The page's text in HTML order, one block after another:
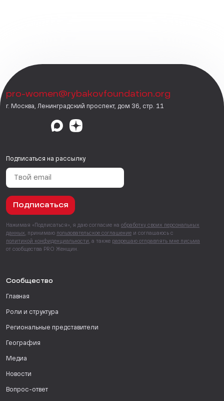
pro-women@rybakovfoundation.org
г. Москва, Ленинградский проспект, дом 36, стр. 11
Подписаться на рассылку
Подписаться
Нажимая «Подписаться», я даю согласие на обработку своих персональных
данных , принимаю пользовательское соглашение и соглашаюсь с
политикой конфиденциальности , а также разрешаю отправлять мне письма
от сообщества PRO Женщин.
Сообщество
Главная
Роли и структура
Региональные представители
География
Медиа
Новости
Вопрос-ответ